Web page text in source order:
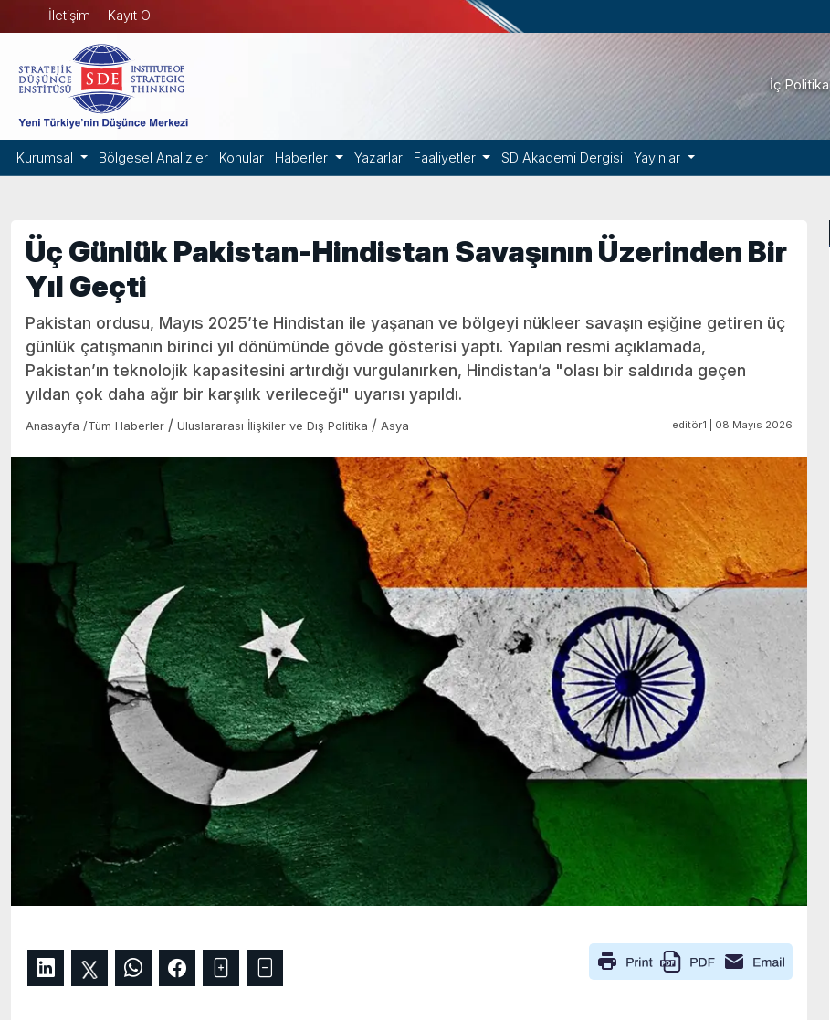
İletişim Kayıt Ol
İç Politika
Kurumsal Bölgesel Analizler Konular Haberler Yazarlar Faaliyetler SD Akademi Dergisi Yayınlar
Üç Günlük Pakistan-Hindistan Savaşının Üzerinden Bir
Yıl Geçti
Pakistan ordusu, Mayıs 2025’te Hindistan ile yaşanan ve bölgeyi nükleer savaşın eşiğine getiren üç
günlük çatışmanın birinci yıl dönümünde gövde gösterisi yaptı. Yapılan resmi açıklamada,
Pakistan’ın teknolojik kapasitesini artırdığı vurgulanırken, Hindistan’a "olası bir saldırıda geçen
yıldan çok daha ağır bir karşılık verileceği" uyarısı yapıldı.
Anasayfa /Tüm Haberler / Uluslararası İlişkiler ve Dış Politika / Asya editör1 | 08 Mayıs 2026